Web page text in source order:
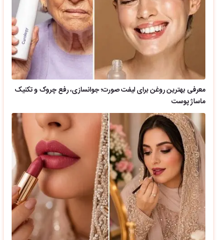
معرفی بهترین روغن برای لیفت صورت؛ جوانسازی، رفع چروک و تکنیک
ماساژ پوست